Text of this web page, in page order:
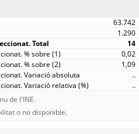
63.742
1.290
14
0,02
1,09
..
..
de l'INE.
o no disponible.